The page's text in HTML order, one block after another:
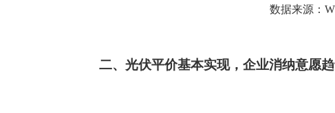
数据来源： W
二、光伏平价基本实现，企业消纳意愿